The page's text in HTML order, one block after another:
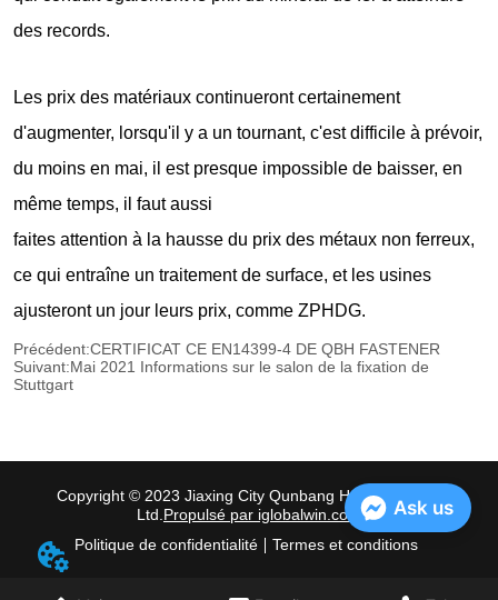
Précédent:CERTIFICAT CE EN14399-4 DE QBH FASTENER
Suivant:Mai 2021 Informations sur le salon de la fixation de
Stuttgart
Copyright © 2023 Jiaxing City Qunbang Hardware Co.,
Ltd. Propulsé par iglobalwin.com
Politique de confidentialité
Termes et conditions
Ask us